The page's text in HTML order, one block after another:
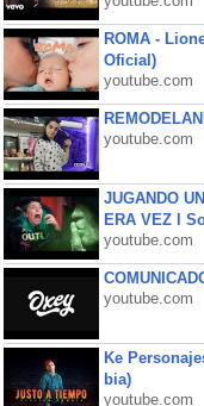
ROMA -
Oficial)
youtube.com
youtube.com
JUGANDO
ERA VEZ l
youtube.com
youtube.com
Ke
bia)
youtube.com